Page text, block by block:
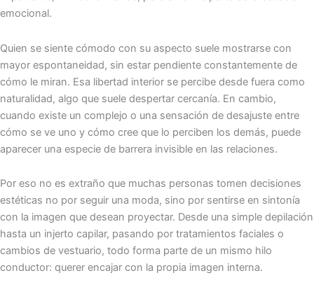
emocional.
Quien se siente cómodo con su aspecto suele mostrarse con
mayor espontaneidad, sin estar pendiente constantemente de
cómo le miran. Esa libertad interior se percibe desde fuera como
naturalidad, algo que suele despertar cercanía. En cambio,
cuando existe un complejo o una sensación de desajuste entre
cómo se ve uno y cómo cree que lo perciben los demás, puede
aparecer una especie de barrera invisible en las relaciones.
Por eso no es extraño que muchas personas tomen decisiones
estéticas no por seguir una moda, sino por sentirse en sintonía
con la imagen que desean proyectar. Desde una simple depilación
hasta un injerto capilar, pasando por tratamientos faciales o
cambios de vestuario, todo forma parte de un mismo hilo
conductor: querer encajar con la propia imagen interna.